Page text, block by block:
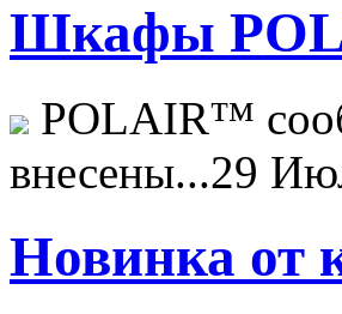
Шкафы
POLAIR™
внесены...29
Новинка от